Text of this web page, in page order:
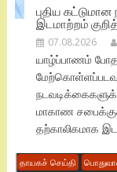
புதிய
இடமாற்றம்
07.08.2026
யாழ்ப்பாணம்
மாகாண
தற்காலிகமாக
தாயகச் செய்தி